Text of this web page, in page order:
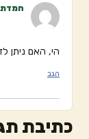
חמדת
הי, האם ניתן
הגב
כתיבת